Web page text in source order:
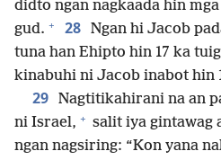
didto ngan nagkaada hin
gud. + 28 Ngan hi Jacob
tuna han Ehipto hin 17 ka
kinabuhi ni Jacob inabot hin
29 Nagtitikahirani na an
ni Israel, + salit iya gintawag
ngan nagsiring: “Kon yana